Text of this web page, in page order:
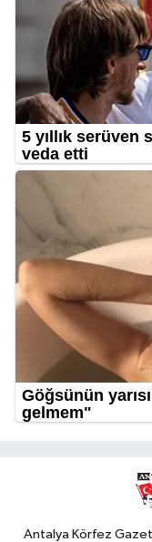
Antalya Körfez